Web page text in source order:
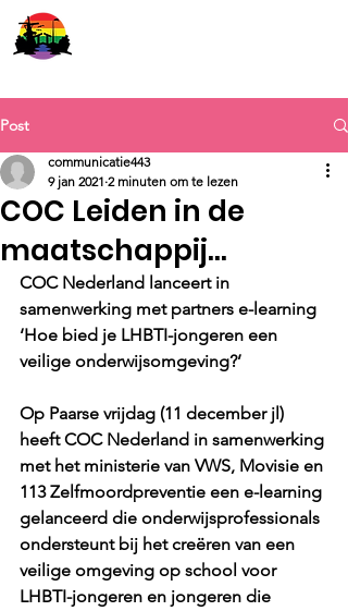
Post
COC Leiden in de
maatschappij...
communicatie443
9 jan 2021 2 minuten om te lezen
COC Nederland lanceert in
samenwerking met partners e-learning
‘Hoe bied je LHBTI-jongeren een
veilige onderwijsomgeving?’
Op Paarse vrijdag (11 december jl)
heeft COC Nederland in samenwerking
met het ministerie van VWS, Movisie en
113 Zelfmoordpreventie een e-learning
gelanceerd die onderwijsprofessionals
ondersteunt bij het creëren van een
veilige omgeving op school voor
LHBTI-jongeren en jongeren die